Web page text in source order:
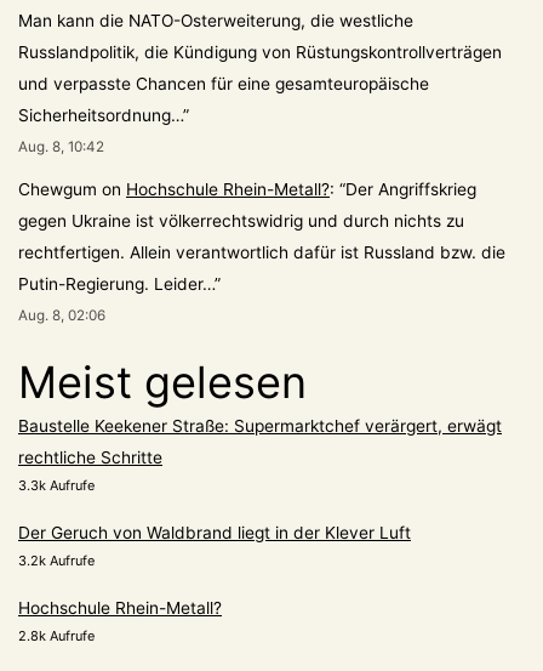
Man kann die NATO-Osterweiterung, die westliche
Russlandpolitik, die Kündigung von Rüstungskontrollverträgen
und verpasste Chancen für eine gesamteuropäische
Sicherheitsordnung…”
Aug. 8, 10:42
Chewgum on Hochschule Rhein-Metall?: “Der Angriffskrieg
gegen Ukraine ist völkerrechtswidrig und durch nichts zu
rechtfertigen. Allein verantwortlich dafür ist Russland bzw. die
Putin-Regierung. Leider…”
Aug. 8, 02:06
Meist gelesen
Baustelle Keekener Straße: Supermarktchef verärgert, erwägt
rechtliche Schritte
3.3k Aufrufe
Der Geruch von Waldbrand liegt in der Klever Luft
3.2k Aufrufe
Hochschule Rhein-Metall?
2.8k Aufrufe